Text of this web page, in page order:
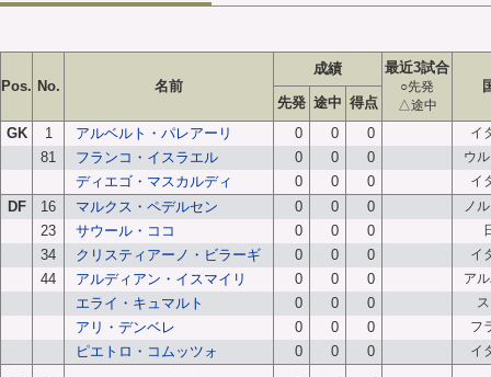
Pos. No. 名前
成績 最近3試合
○先発
△途中
先発 途中 得点
GK
1 アルベルト・パレアーリ 0 0 0 イ
81 フランコ・イスラエル 0 0 0 ウ
ディエゴ・マスカルディ 0 0 0 イ
DF 16 マルクス・ペデルセン 0 0 0 ノ
23 サウール・ココ 0 0 0
34 クリスティアーノ・ビラーギ 0 0 0 イ
44 アルディアン・イスマイリ 0 0 0 ア
エライ・キュマルト 0 0 0
アリ・デンベレ 0 0 0 フ
ピエトロ・コムッツォ 0 0 0 イ